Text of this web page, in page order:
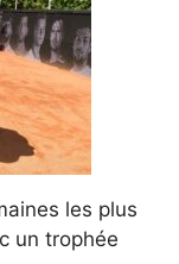
les plus
un trophée